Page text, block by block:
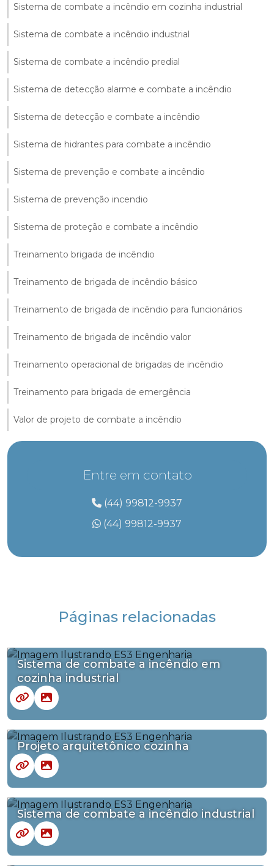
Sistema de combate a incêndio em cozinha industrial
Sistema de combate a incêndio industrial
Sistema de combate a incêndio predial
Sistema de detecção alarme e combate a incêndio
Sistema de detecção e combate a incêndio
Sistema de hidrantes para combate a incêndio
Sistema de prevenção e combate a incêndio
Sistema de prevenção incendio
Sistema de proteção e combate a incêndio
Treinamento brigada de incêndio
Treinamento de brigada de incêndio básico
Treinamento de brigada de incêndio para funcionários
Treinamento de brigada de incêndio valor
Treinamento operacional de brigadas de incêndio
Treinamento para brigada de emergência
Valor de projeto de combate a incêndio
Entre em contato
(44) 99812-9937
(44) 99812-9937
Páginas relacionadas
Sistema de combate a incêndio em
cozinha industrial
Projeto arquitetônico cozinha
Sistema de combate a incêndio industrial